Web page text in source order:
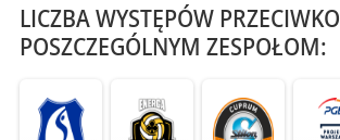
LICZBA WYSTĘPÓW PRZECIWKO
POSZCZEGÓLNYM ZESPOŁOM: